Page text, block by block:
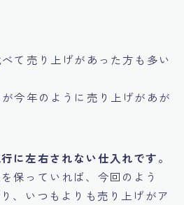
て売り上げがあった方も多い
今年のように売り上げがあが
に左右されない仕入れです。
保っていれば、今回のよう
、いつもよりも売り上げがア